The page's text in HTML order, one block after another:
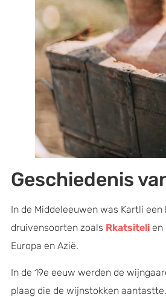
Geschiedenis
In de Middeleeuwen was Kartli een
druivensoorten zoals Rkatsiteli en
Europa en Azië.
In de 19e eeuw werden de
plaag die de wijnstokken